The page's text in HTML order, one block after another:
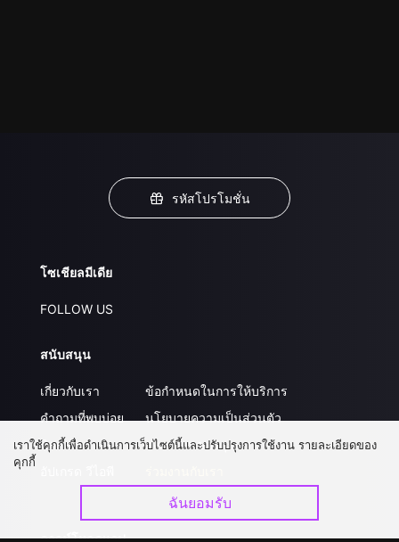
รหัสโปรโมชั่น
โซเชียลมีเดีย
FOLLOW US
สนับสนุน
เกี่ยวกับเรา
คำถามที่พบบ่อย
ติดต่อเรา
ข้อกำหนดในการให้บริการ
นโยบายความเป็นส่วนตัว
ส่งผลงานของคุณ
ดาวน์โหลดแอป
เราใช้คุกกี้เพื่อดำเนินการเว็บไซต์นี้และปรับปรุงการใช้งาน รายละเอียดของ
คุกกี้
ฉันยอมรับ